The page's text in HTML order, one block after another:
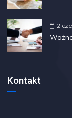
2
Kontakt